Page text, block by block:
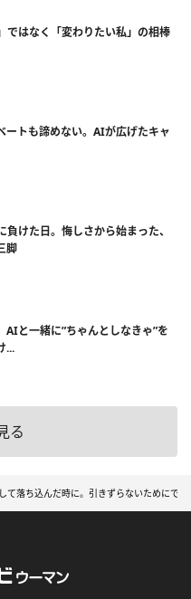
ではなく「変わりたい私」の相棒
ートも諦めない。AIが広げたキャ
けた日。悔しさから始まった、
脚
AIと一緒に”ちゃんとしなきゃ”を
...
る
て落ち込んだ時に。引きずらないためにで